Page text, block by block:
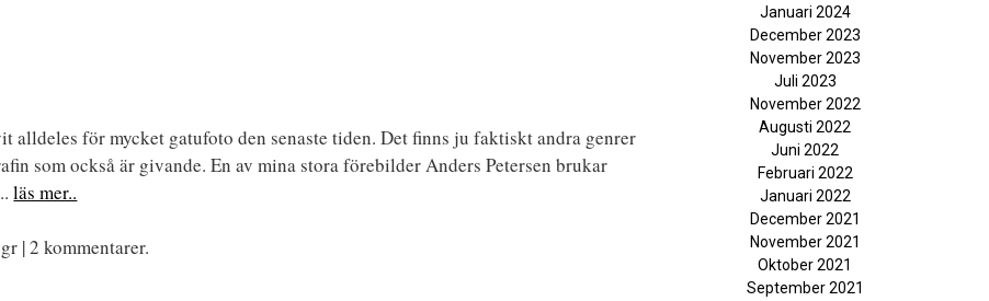
alldeles för mycket gatufoto den senaste tiden. Det finns ju faktiskt andra genrer
som också är givande. En av mina stora förebilder Anders Petersen brukar
läs mer..
| 2 kommentarer.
Januari 2024
December 2023
November 2023
Juli 2023
November 2022
Augusti 2022
Juni 2022
Februari 2022
Januari 2022
December 2021
November 2021
Oktober 2021
September 2021